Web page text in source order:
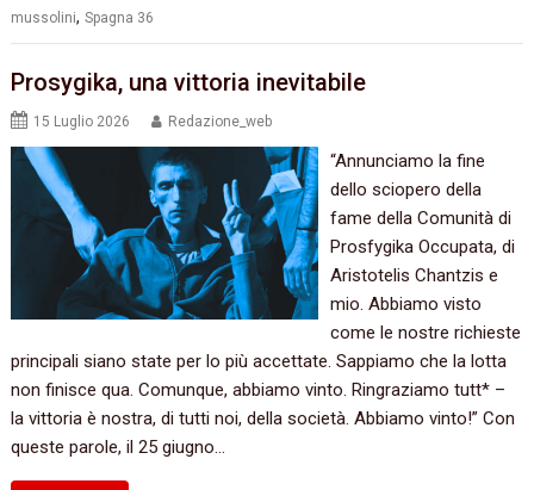
mussolini,Spagna 36
Prosygika, una vittoria inevitabile
15 Luglio 2026 Redazione_web
“Annunciamo la fine
dello sciopero della
fame della Comunità di
Prosfygika Occupata, di
Aristotelis Chantzis e
mio. Abbiamo visto
come le nostre richieste
principali siano state per lo più accettate. Sappiamo che la lotta
non finisce qua. Comunque, abbiamo vinto. Ringraziamo tutt* –
la vittoria è nostra, di tutti noi, della società. Abbiamo vinto!” Con
queste parole, il 25 giugno…